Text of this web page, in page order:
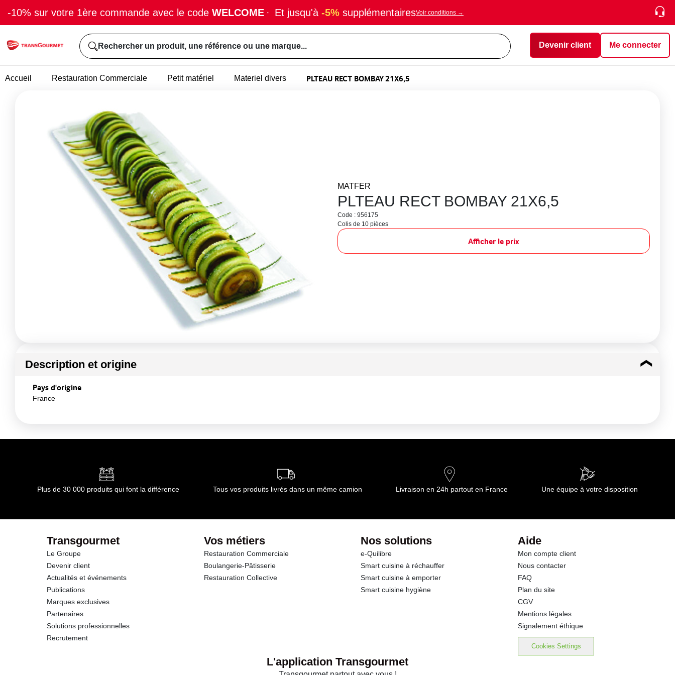
-10% sur votre 1ère commande avec le code WELCOME · Et jusqu'à -5% supplémentairesVoir conditions →
Rechercher un produit, une référence ou une marque... Devenir client Me connecter
Accueil Restauration Commerciale Petit matériel Materiel divers PLTEAU RECT BOMBAY 21X6,5
MATFER
PLTEAU RECT BOMBAY 21X6,5
Code : 956175
Colis de 10 pièces
Afficher le prix
Description et origine
Pays d'origine
France
Plus de 30 000 produits qui font la différence Tous vos produits livrés dans un même camion Livraison en 24h partout en France Une équipe à votre disposition
Transgourmet
Le Groupe
Devenir client
Actualités et événements
Publications
Marques exclusives
Partenaires
Solutions professionnelles
Recrutement
Vos métiers
Restauration Commerciale
Boulangerie-Pâtisserie
Restauration Collective
Nos solutions
e-Quilibre
Smart cuisine à réchauffer
Smart cuisine à emporter
Smart cuisine hygiène
Aide
Mon compte client
Nous contacter
FAQ
Plan du site
CGV
Mentions légales
Signalement éthique
Cookies Settings
L'application Transgourmet